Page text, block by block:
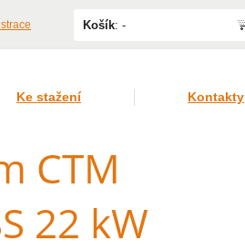
Košík: -
CTM
22 kW
Ke stažení Kontakty